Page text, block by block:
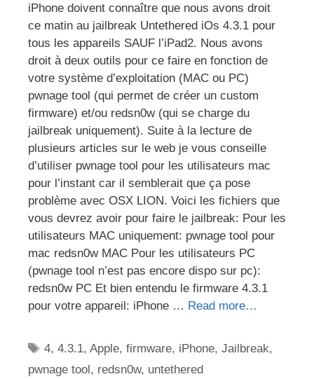
iPhone doivent connaître que nous avons droit
ce matin au jailbreak Untethered iOs 4.3.1 pour
tous les appareils SAUF l’iPad2. Nous avons
droit à deux outils pour ce faire en fonction de
votre système d’exploitation (MAC ou PC)
pwnage tool (qui permet de créer un custom
firmware) et/ou redsn0w (qui se charge du
jailbreak uniquement). Suite à la lecture de
plusieurs articles sur le web je vous conseille
d’utiliser pwnage tool pour les utilisateurs mac
pour l’instant car il semblerait que ça pose
problème avec OSX LION. Voici les fichiers que
vous devrez avoir pour faire le jailbreak: Pour les
utilisateurs MAC uniquement: pwnage tool pour
mac redsn0w MAC Pour les utilisateurs PC
(pwnage tool n’est pas encore dispo sur pc):
redsn0w PC Et bien entendu le firmware 4.3.1
pour votre appareil: iPhone … Read more…
Étiquettes
4,4.3.1,Apple,firmware, iPhone,Jailbreak,
pwnage tool, redsn0w, untethered